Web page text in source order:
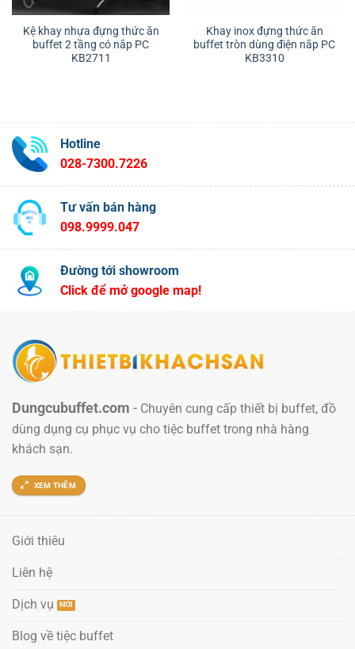
Kệ khay nhựa đựng thức ăn
buffet 2 tầng có nắp PC
KB2711
Khay inox đựng thức ăn
buffet tròn dùng điện nắp PC
KB3310
Hotline
028-7300.7226
Tư vấn bán hàng
098.9999.047
Đường tới showroom
Click để mở google map!
Dungcubuffet.com - Chuyên cung cấp thiết bị buffet, đồ
dùng dụng cụ phục vụ cho tiệc buffet trong nhà hàng
khách sạn.
XEM THÊM
Giới thiêu
Liên hệ
Dịch vụ
Blog về tiệc buffet